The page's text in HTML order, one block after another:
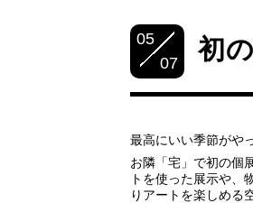
05
07
初
最高にいい季節がや
お隣「宅」で初の個
トを使った展示や、
りアートを楽しめる